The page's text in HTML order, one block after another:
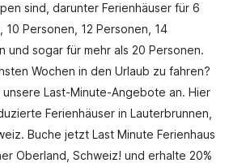
sind, darunter Ferienhäuser für 6
10 Personen, 12 Personen, 14
und sogar für mehr als 20 Personen.
Wochen in den Urlaub zu fahren?
unsere Last-Minute-Angebote an. Hier
Ferienhäuser in Lauterbrunnen,
Buche jetzt Last Minute Ferienhaus
Oberland, Schweiz! und erhalte 20%